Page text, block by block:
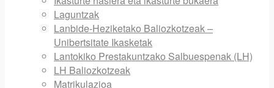
Laguntzak
Lanbide-Heziketako Baliozkotzeak –
Unibertsitate Ikasketak
Lantokiko Prestakuntzako Salbuespenak (LH)
LH Baliozkotzeak
Matrikulazioa